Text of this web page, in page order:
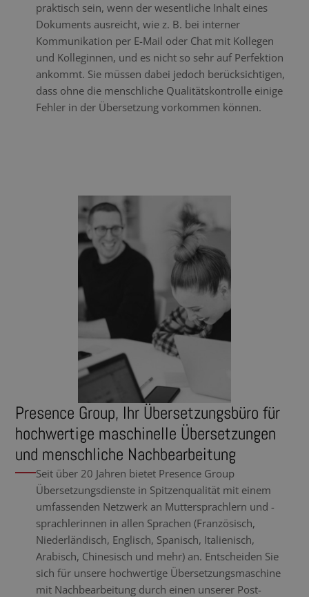
praktisch sein, wenn der wesentliche Inhalt eines
Dokuments ausreicht, wie z. B. bei interner
Kommunikation per E-Mail oder Chat mit Kollegen
und Kolleginnen, und es nicht so sehr auf Perfektion
ankommt. Sie müssen dabei jedoch berücksichtigen,
dass ohne die menschliche Qualitätskontrolle einige
Fehler in der Übersetzung vorkommen können.
Presence Group, Ihr Übersetzungsbüro für
hochwertige maschinelle Übersetzungen
und menschliche Nachbearbeitung
Seit über 20 Jahren bietet Presence Group
Übersetzungsdienste in Spitzenqualität mit einem
umfassenden Netzwerk an Muttersprachlern und -
sprachlerinnen in allen Sprachen (Französisch,
Niederländisch, Englisch, Spanisch, Italienisch,
Arabisch, Chinesisch und mehr) an. Entscheiden Sie
sich für unsere hochwertige Übersetzungsmaschine
mit Nachbearbeitung durch einen unserer Post-